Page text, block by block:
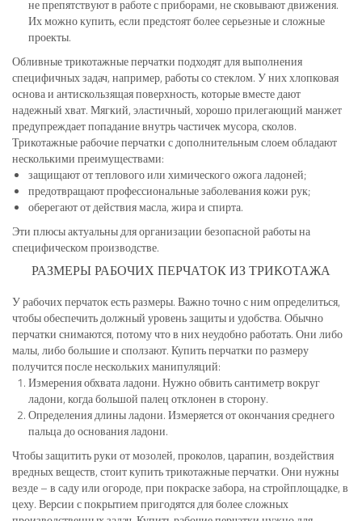
не препятствуют в работе с приборами, не сковывают движения.
Их можно купить, если предстоят более серьезные и сложные
проекты.
Обливные трикотажные перчатки подходят для выполнения
специфичных задач, например, работы со стеклом. У них хлопковая
основа и антискользящая поверхность, которые вместе дают
надежный хват. Мягкий, эластичный, хорошо прилегающий манжет
предупреждает попадание внутрь частичек мусора, сколов.
Трикотажные рабочие перчатки с дополнительным слоем обладают
несколькими преимуществами:
защищают от теплового или химического ожога ладоней;
предотвращают профессиональные заболевания кожи рук;
оберегают от действия масла, жира и спирта.
Эти плюсы актуальны для организации безопасной работы на
специфическом производстве.
РАЗМЕРЫ РАБОЧИХ ПЕРЧАТОК ИЗ ТРИКОТАЖА
У рабочих перчаток есть размеры. Важно точно с ним определиться,
чтобы обеспечить должный уровень защиты и удобства. Обычно
перчатки снимаются, потому что в них неудобно работать. Они либо
малы, либо большие и сползают. Купить перчатки по размеру
получится после нескольких манипуляций:
Измерения обхвата ладони. Нужно обвить сантиметр вокруг
ладони, когда большой палец отклонен в сторону.
Определения длины ладони. Измеряется от окончания среднего
пальца до основания ладони.
Чтобы защитить руки от мозолей, проколов, царапин, воздействия
вредных веществ, стоит купить трикотажные перчатки. Они нужны
везде – в саду или огороде, при покраске забора, на стройплощадке, в
цеху. Версии с покрытием пригодятся для более сложных